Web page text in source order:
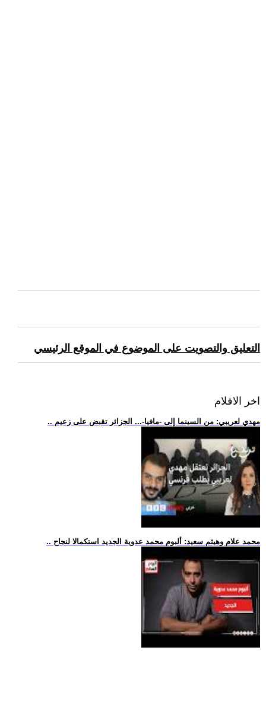
التعليق والتصويت على الموضوع في الموقع الرئيسي
اخر الافلام
.. مهدي لعريبي: من السينما إلى -مافيا-... الجزائر تقبض على زعيم
.. محمد علام وهيثم سعيد: ألبوم محمد عدوية الجديد استكمالا لنجاح